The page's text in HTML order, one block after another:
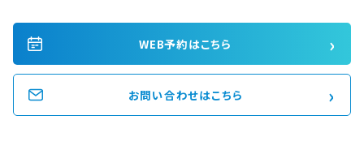
WEB予約はこちら ›
お問い合わせはこちら ›